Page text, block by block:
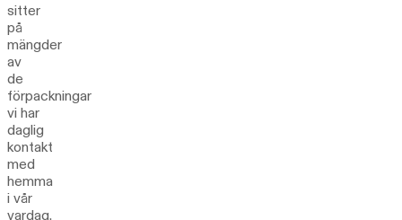
sitter
på
mängder
av
de
förpackningar
vi har
daglig
kontakt
med
hemma
i vår
vardag.